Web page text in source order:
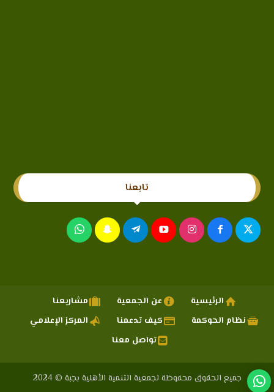
تابعنا
الرئيسية عن الجمعية
مشاريعنا
نظام الحوكمة
كيف تدعمنا
المركز الإعلامي
تواصل معنا
جميع الحقوق محفوظة لجمعية التنمية الأهلية بجبة © 2024